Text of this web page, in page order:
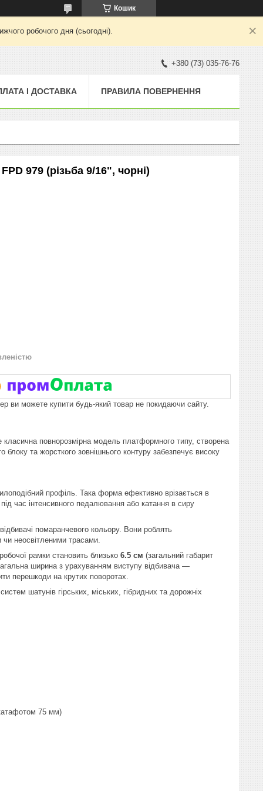
Кошик
робочого дня (сьогодні).
+380 (73) 035-76-76
І ДОСТАВКА ПРАВИЛА ПОВЕРНЕННЯ
979 (різьба 9/16", чорні)
ви можете купити будь-який товар не покидаючи сайту.
класична повнорозмірна модель платформного типу, створена
блоку та жорсткого зовнішнього контуру забезпечує високу
профіль. Така форма ефективно врізається в
час інтенсивного педалювання або катання в сиру
помаранчевого кольору. Вони роблять
неосвітленими трасами.
рамки становить близько 6.5 см (загальний габарит
ширина з урахуванням виступу відбивача —
перешкоди на крутих поворотах.
шатунів гірських, міських, гібридних та дорожніх
75 мм)